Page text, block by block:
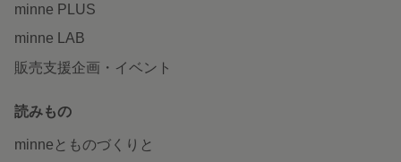
minne PLUS
minne LAB
販売支援企画・イベント
読みもの
minneとものづくりと